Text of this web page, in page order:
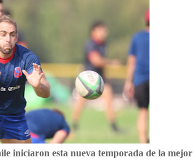
iniciaron esta nueva temporada de la mejor